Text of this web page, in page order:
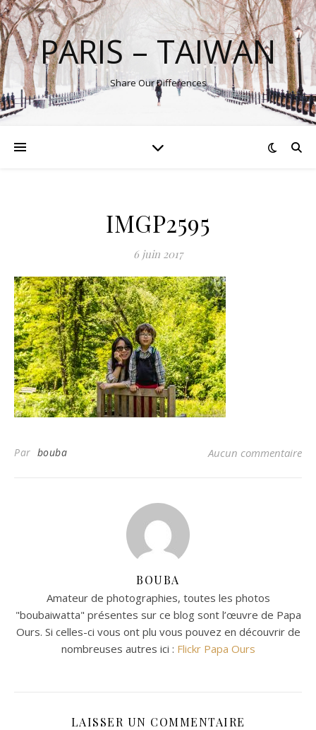
PARIS – TAIWAN
Share Our Differences
IMGP2595
6 juin 2017
Par bouba Aucun commentaire
BOUBA
Amateur de photographies, toutes les photos
"boubaiwatta" présentes sur ce blog sont l’œuvre de Papa
Ours. Si celles-ci vous ont plu vous pouvez en découvrir de
nombreuses autres ici : Flickr Papa Ours
LAISSER UN COMMENTAIRE